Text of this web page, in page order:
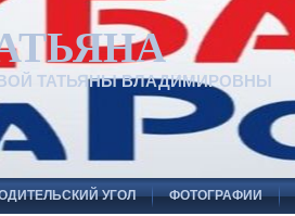
ТАТЬЯНЫ ВЛАДИМИРОВНЫ
УГОЛ ФОТОГРАФИИ